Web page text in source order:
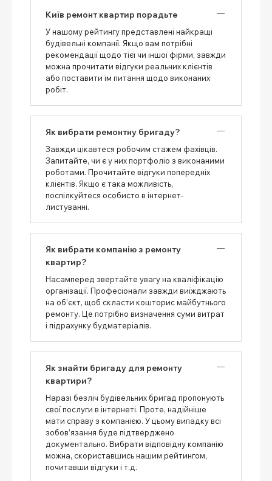
Київ ремонт квартир порадьте
У нашому рейтингу представлені найкращі
будівельні компанії. Якщо вам потрібні
рекомендації щодо тієї чи іншої фірми, завжди
можна прочитати відгуки реальних клієнтів
або поставити їм питання щодо виконаних
робіт.
Як вибрати ремонтну бригаду?
Завжди цікавтеся робочим стажем фахівців.
Запитайте, чи є у них портфоліо з виконаними
роботами. Прочитайте відгуки попередніх
клієнтів. Якщо є така можливість,
поспілкуйтеся особисто в інтернет-
листуванні.
Як вибрати компанію з ремонту
квартир?
Насамперед звертайте увагу на кваліфікацію
організації. Професіонали завжди виїжджають
на об’єкт, щоб скласти кошторис майбутнього
ремонту. Це потрібно визначення суми витрат
і підрахунку будматеріалів.
Як знайти бригаду для ремонту
квартири?
Наразі безліч будівельних бригад пропонують
свої послуги в інтернеті. Проте, надійніше
мати справу з компанією. У цьому випадку всі
зобов’язання буде підтверджено
документально. Вибрати відповідну компанію
можна, скориставшись нашим рейтингом,
почитавши відгуки і т.д.